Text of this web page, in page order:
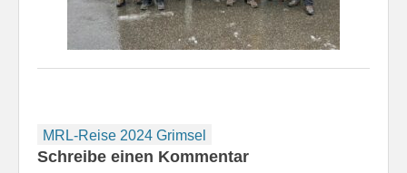
Beitragsnavigation
MRL-Reise 2024 Grimsel
Schreibe einen Kommentar